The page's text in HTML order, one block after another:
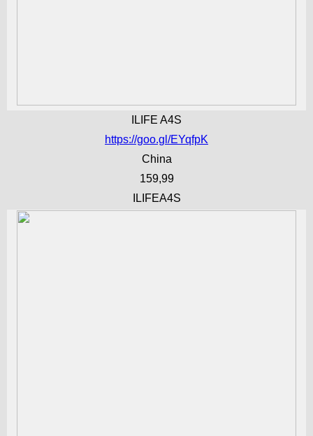
ILIFE A4S
https://goo.gl/EYqfpK
China
159,99
ILIFEA4S